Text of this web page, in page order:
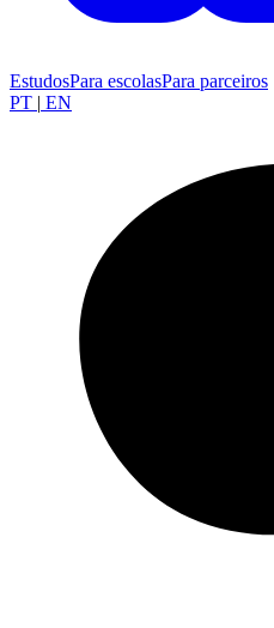
EstudosPara escolasPara parceiros
PT | EN